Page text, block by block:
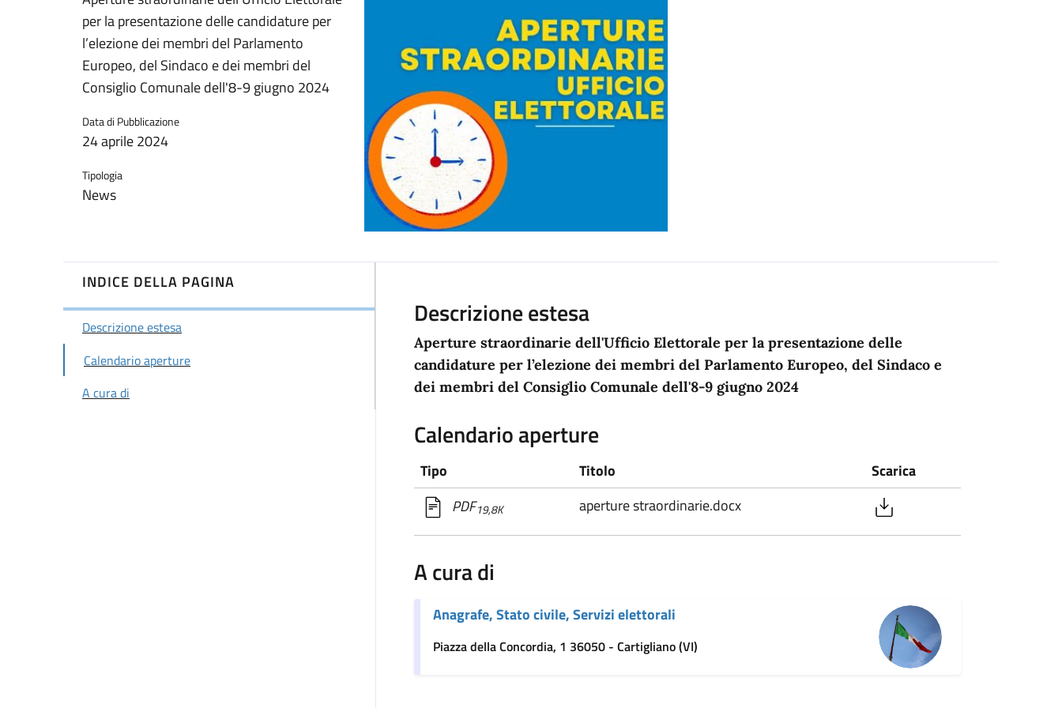
per la presentazione delle candidature per
l’elezione dei membri del Parlamento
Europeo, del Sindaco e dei membri del
Consiglio Comunale dell'8-9 giugno 2024
Data di Pubblicazione
24 aprile 2024
Tipologia
News
INDICE DELLA PAGINA
Descrizione estesa
Calendario aperture
A cura di
Descrizione estesa
Aperture straordinarie dell'Ufficio Elettorale per la presentazione delle
candidature per l’elezione dei membri del Parlamento Europeo, del Sindaco e
dei membri del Consiglio Comunale dell'8-9 giugno 2024
Calendario aperture
Tipo Titolo
Scarica
PDF19,8K aperture straordinarie.docx
A cura di
Anagrafe, Stato civile, Servizi elettorali
Piazza della Concordia, 1 36050 - Cartigliano (VI)